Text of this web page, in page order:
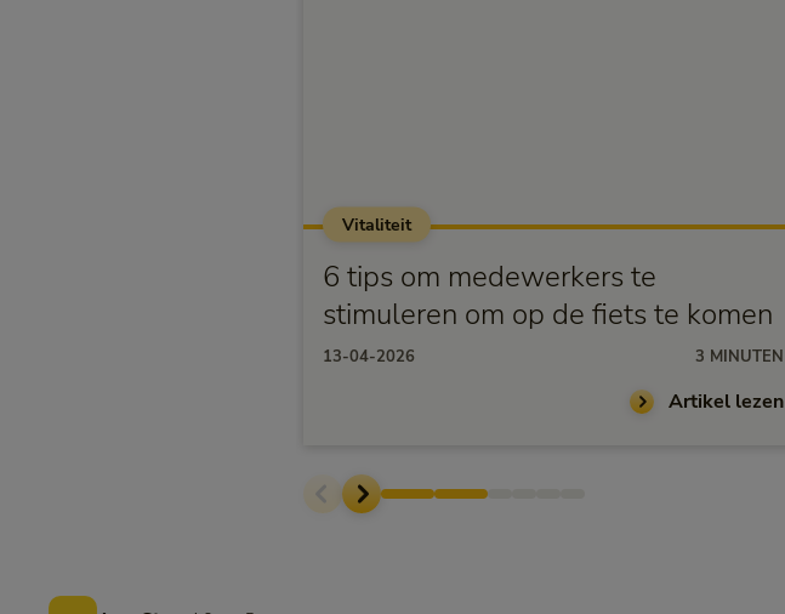
Vitaliteit
6 tips om medewerkers te
stimuleren om op de fiets te komen
13-04-2026 3 MINUTEN
Artikel lezen
Voettekst